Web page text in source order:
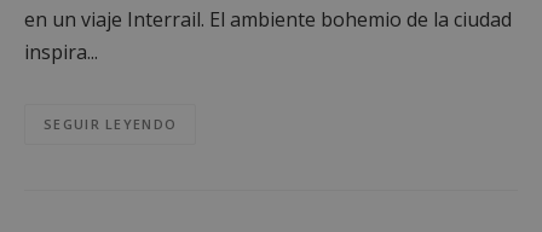
en un viaje Interrail. El ambiente bohemio de la ciudad
inspira...
SEGUIR LEYENDO